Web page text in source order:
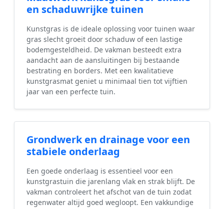
en schaduwrijke tuinen
Kunstgras is de ideale oplossing voor tuinen waar
gras slecht groeit door schaduw of een lastige
bodemgesteldheid. De vakman besteedt extra
aandacht aan de aansluitingen bij bestaande
bestrating en borders. Met een kwalitatieve
kunstgrasmat geniet u minimaal tien tot vijftien
jaar van een perfecte tuin.
Grondwerk en drainage voor een
stabiele onderlaag
Een goede onderlaag is essentieel voor een
kunstgrastuin die jarenlang vlak en strak blijft. De
vakman controleert het afschot van de tuin zodat
regenwater altijd goed wegloopt. Een vakkundige